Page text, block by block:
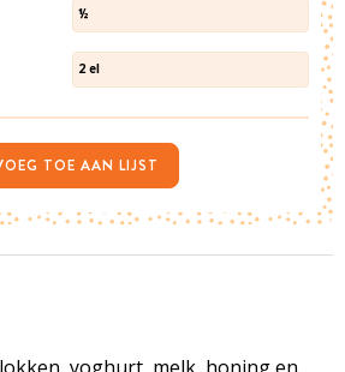
yoghurt, melk, honing en
½
2 el
TOE AAN LIJST